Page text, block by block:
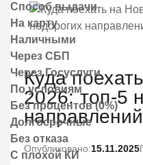
Способ выдачи
На карту
Наличными
Через СБП
Через Госуслуги
По условиям
Без процентов (0%)
Долгосрочные
Без отказа
С плохой КИ
Куда
2026: топ-5
направлений
Опубликовано:15.11.2025